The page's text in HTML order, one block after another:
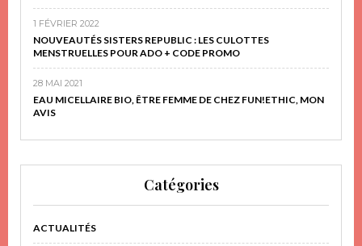
1 FÉVRIER 2022
NOUVEAUTÉS SISTERS REPUBLIC : LES CULOTTES
MENSTRUELLES POUR ADO + CODE PROMO
28 MAI 2021
EAU MICELLAIRE BIO, ÊTRE FEMME DE CHEZ FUN!ETHIC, MON
AVIS
Catégories
ACTUALITÉS